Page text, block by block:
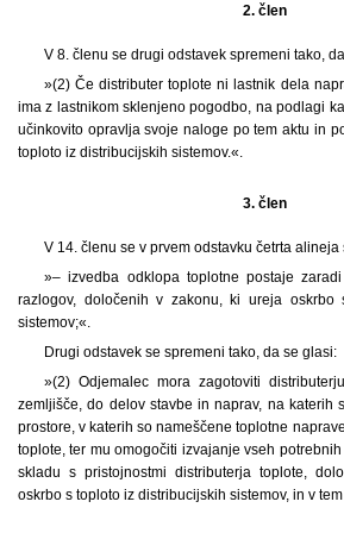
2. člen
V 8. členu se drugi odstavek spremeni tako,
»(2) Če distributer toplote ni lastnik dela
ima z lastnikom sklenjeno pogodbo, na podlagi
učinkovito opravlja svoje naloge po tem aktu in
toploto iz distribucijskih sistemov.«.
3. člen
V 14. členu se v prvem odstavku četrta
»– izvedba odklopa toplotne postaje
razlogov, določenih v zakonu, ki ureja oskrbo
sistemov;«.
Drugi odstavek se spremeni tako, da se glasi:
»(2) Odjemalec mora zagotoviti
zemljišče, do delov stavbe in naprav, na katerih
prostore, v katerih so nameščene toplotne
toplote, ter mu omogočiti izvajanje vseh
skladu s pristojnostmi distributerja toplote,
oskrbo s toploto iz distribucijskih sistemov, in v